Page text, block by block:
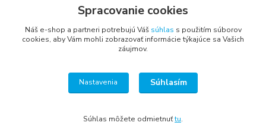
+421 948 711 774
vsetkoprenabytok@gmail.com
Spracovanie cookies
Náš e-shop a partneri potrebujú Váš súhlas s použitím súborov
cookies, aby Vám mohli zobrazovať informácie týkajúce sa Vašich
záujmov.
Nastavenia Súhlasím
Súhlas môžete odmietnuťtu.